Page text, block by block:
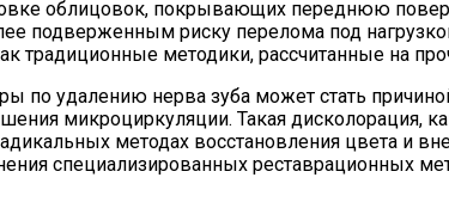
облицовок, покрывающих переднюю
подверженным риску перелома под
традиционные методики, рассчитанные на
по удалению нерва зуба может стать
микроциркуляции. Такая
методах восстановления цвета и
специализированных реставрационных